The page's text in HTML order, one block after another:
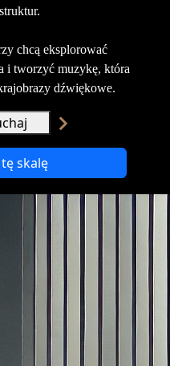
chcą eksplorować
i tworzyć muzykę, która
dźwiękowe.
skalę